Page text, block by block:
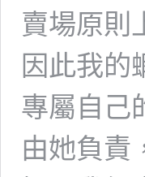
賣場原則
因此我的
專屬自己
由她負責